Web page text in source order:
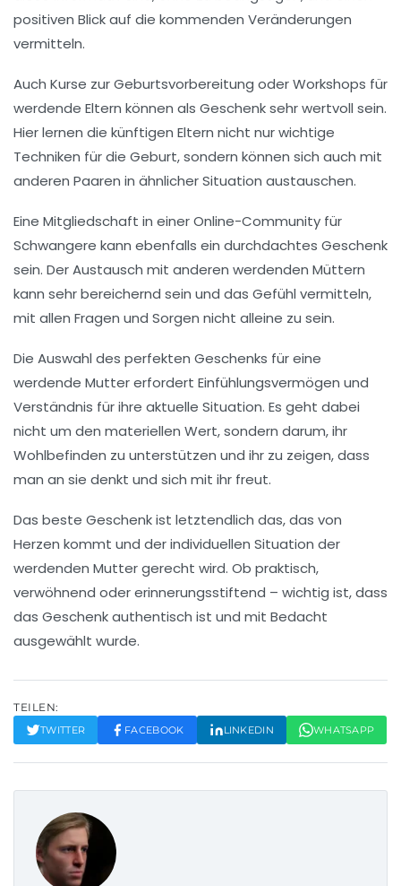
positiven Blick auf die kommenden Veränderungen
vermitteln.
Auch Kurse zur Geburtsvorbereitung oder Workshops für
werdende Eltern können als Geschenk sehr wertvoll sein.
Hier lernen die künftigen Eltern nicht nur wichtige
Techniken für die Geburt, sondern können sich auch mit
anderen Paaren in ähnlicher Situation austauschen.
Eine Mitgliedschaft in einer Online-Community für
Schwangere kann ebenfalls ein durchdachtes Geschenk
sein. Der Austausch mit anderen werdenden Müttern
kann sehr bereichernd sein und das Gefühl vermitteln,
mit allen Fragen und Sorgen nicht alleine zu sein.
Die Auswahl des perfekten Geschenks für eine
werdende Mutter erfordert Einfühlungsvermögen und
Verständnis für ihre aktuelle Situation. Es geht dabei
nicht um den materiellen Wert, sondern darum, ihr
Wohlbefinden zu unterstützen und ihr zu zeigen, dass
man an sie denkt und sich mit ihr freut.
Das beste Geschenk ist letztendlich das, das von
Herzen kommt und der individuellen Situation der
werdenden Mutter gerecht wird. Ob praktisch,
verwöhnend oder erinnerungsstiftend – wichtig ist, dass
das Geschenk authentisch ist und mit Bedacht
ausgewählt wurde.
TEILEN:
TWITTER FACEBOOK LINKEDIN WHATSAPP